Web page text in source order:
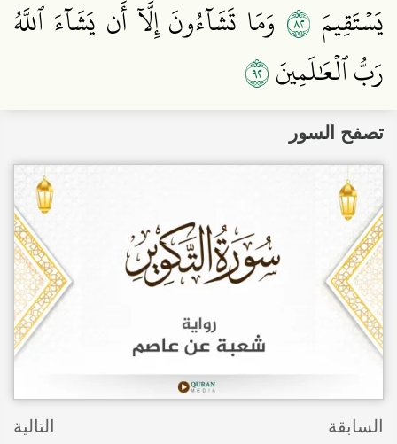
يَسۡتَقِيمَ ٢٨ وَمَا تَشَآءُونَ إِلَّآ أَن يَشَآءَ ٱللَّهُ
رَبُّ ٱلۡعَٰلَمِينَ٢٩
تصفح السور
السابقة التالية